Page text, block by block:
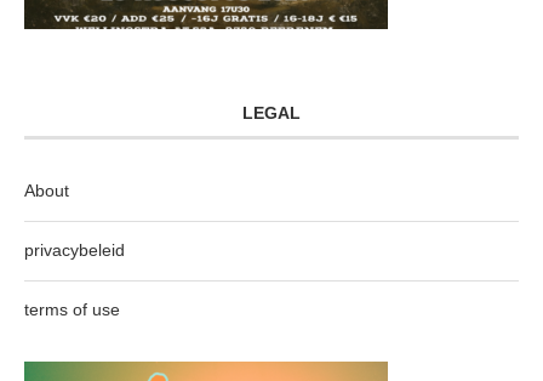
LEGAL
About
privacybeleid
terms of use